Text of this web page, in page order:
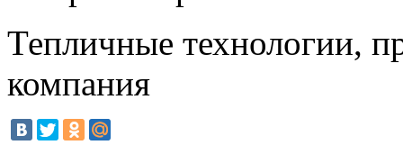
Тепличные технологии,
компания